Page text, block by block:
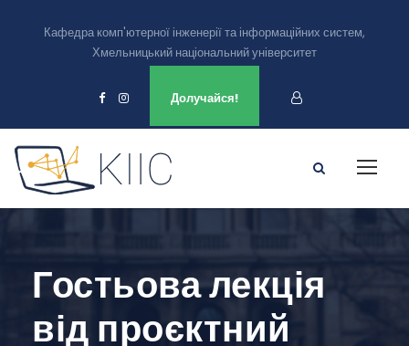
Кафедра комп'ютерної інженерії та інформаційних систем,
Хмельницький національний університет
Долучайся!
Гостьова лекція
від проєктний